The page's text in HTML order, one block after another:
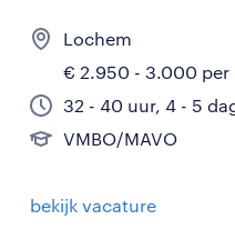
Lochem
€ 2.950 - 3.000 per
32 - 40 uur, 4 - 5
VMBO/MAVO
bekijk vacature